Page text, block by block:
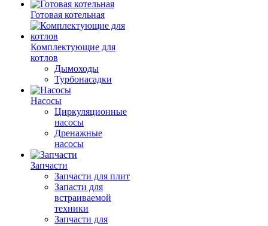
Готовая котельная
Комплектующие для
котлов
Дымоходы
Турбонасадки
Насосы
Циркуляционные
насосы
Дренажные
насосы
Запчасти
Запчасти для плит
Запасти для
встраиваемой
техники
Запчасти для